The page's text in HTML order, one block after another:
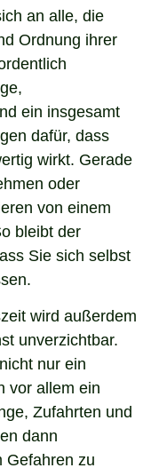
an alle, die
Ordnung ihrer
ein insgesamt
dafür, dass
wirkt. Gerade
oder
von einem
bleibt der
Sie sich selbst
wird außerdem
unverzichtbar.
nur ein
vor allem ein
Zufahrten und
dann
Gefahren zu